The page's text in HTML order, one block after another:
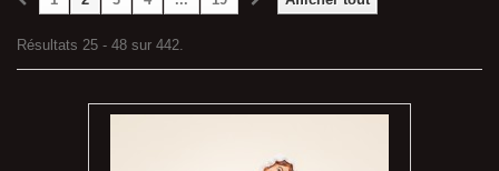
Résultats 25 - 48 sur 442.